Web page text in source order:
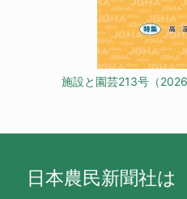
施設と園芸213号（
日本農民新聞社は